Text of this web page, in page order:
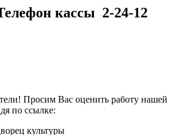
кассы 2-24-12
Просим Вас оценить работу нашей
по ссылке:
культуры